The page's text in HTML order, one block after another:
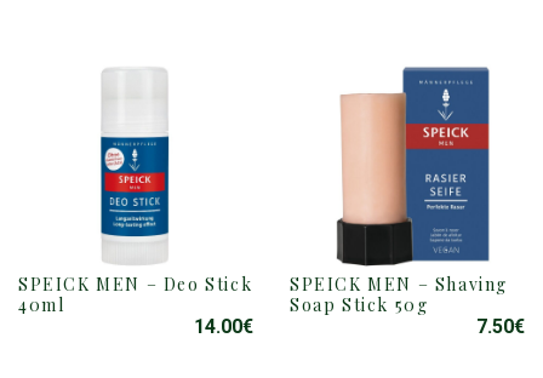
SPEICK MEN – Deo Stick
40ml
14.00€
SPEICK MEN – Shaving
Soap Stick 50g
7.50€